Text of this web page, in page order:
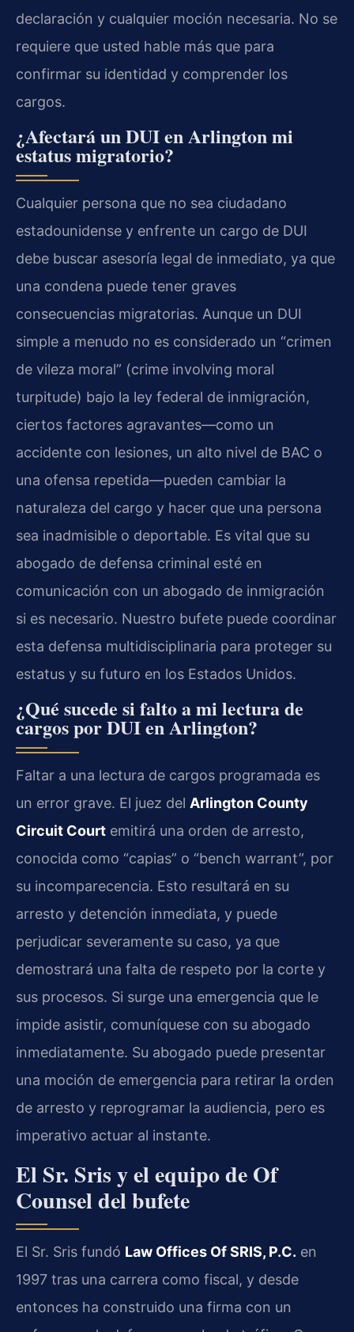
declaración y cualquier moción necesaria. No se
requiere que usted hable más que para
confirmar su identidad y comprender los
cargos.
¿Afectará un DUI en Arlington mi
estatus migratorio?
Cualquier persona que no sea ciudadano
estadounidense y enfrente un cargo de DUI
debe buscar asesoría legal de inmediato, ya que
una condena puede tener graves
consecuencias migratorias. Aunque un DUI
simple a menudo no es considerado un “crimen
de vileza moral” (crime involving moral
turpitude) bajo la ley federal de inmigración,
ciertos factores agravantes—como un
accidente con lesiones, un alto nivel de BAC o
una ofensa repetida—pueden cambiar la
naturaleza del cargo y hacer que una persona
sea inadmisible o deportable. Es vital que su
abogado de defensa criminal esté en
comunicación con un abogado de inmigración
si es necesario. Nuestro bufete puede coordinar
esta defensa multidisciplinaria para proteger su
estatus y su futuro en los Estados Unidos.
¿Qué sucede si falto a mi lectura de
cargos por DUI en Arlington?
Faltar a una lectura de cargos programada es
un error grave. El juez del Arlington County
Circuit Court emitirá una orden de arresto,
conocida como “capias” o “bench warrant”, por
su incomparecencia. Esto resultará en su
arresto y detención inmediata, y puede
perjudicar severamente su caso, ya que
demostrará una falta de respeto por la corte y
sus procesos. Si surge una emergencia que le
impide asistir, comuníquese con su abogado
inmediatamente. Su abogado puede presentar
una moción de emergencia para retirar la orden
de arresto y reprogramar la audiencia, pero es
imperativo actuar al instante.
El Sr. Sris y el equipo de Of
Counsel del bufete
El Sr. Sris fundó Law Offices Of SRIS, P.C. en
1997 tras una carrera como fiscal, y desde
entonces ha construido una firma con un